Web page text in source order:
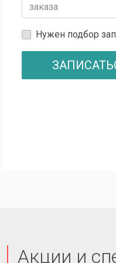
Нужен подбор
Акции и